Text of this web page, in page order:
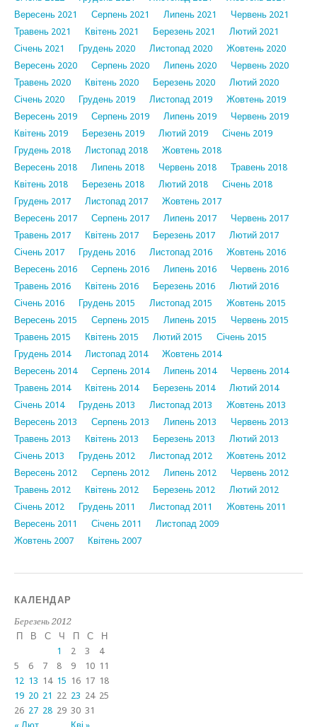
Вересень 2021
Серпень 2021 Липень 2021
Червень 2021
Травень 2021
Квітень 2021 Березень 2021
Лютий 2021
Січень 2021
Грудень 2020 Листопад 2020
Жовтень 2020
Вересень 2020
Серпень 2020 Липень 2020
Червень 2020
Травень 2020
Квітень 2020 Березень 2020
Лютий 2020
Січень 2020
Грудень 2019 Листопад 2019
Жовтень 2019
Вересень 2019
Серпень 2019 Липень 2019
Червень 2019
Квітень 2019
Березень 2019 Лютий 2019
Січень 2019
Грудень 2018
Листопад 2018
Жовтень 2018
Вересень 2018
Липень 2018 Червень 2018
Травень 2018
Квітень 2018
Березень 2018 Лютий 2018
Січень 2018
Грудень 2017
Листопад 2017
Жовтень 2017
Вересень 2017
Серпень 2017 Липень 2017
Червень 2017
Травень 2017
Квітень 2017 Березень 2017
Лютий 2017
Січень 2017
Грудень 2016 Листопад 2016
Жовтень 2016
Вересень 2016
Серпень 2016 Липень 2016
Червень 2016
Травень 2016
Квітень 2016 Березень 2016
Лютий 2016
Січень 2016
Грудень 2015 Листопад 2015
Жовтень 2015
Вересень 2015
Серпень 2015 Липень 2015
Червень 2015
Травень 2015
Квітень 2015 Лютий 2015
Січень 2015
Грудень 2014
Листопад 2014
Жовтень 2014
Вересень 2014
Серпень 2014 Липень 2014
Червень 2014
Травень 2014
Квітень 2014 Березень 2014
Лютий 2014
Січень 2014
Грудень 2013 Листопад 2013
Жовтень 2013
Вересень 2013
Серпень 2013 Липень 2013
Червень 2013
Травень 2013
Квітень 2013 Березень 2013
Лютий 2013
Січень 2013
Грудень 2012 Листопад 2012
Жовтень 2012
Вересень 2012
Серпень 2012 Липень 2012
Червень 2012
Травень 2012
Квітень 2012 Березень 2012
Лютий 2012
Січень 2012
Грудень 2011 Листопад 2011
Жовтень 2011
Вересень 2011
Січень 2011
Листопад 2009
Жовтень 2007
Квітень 2007
КАЛЕНДАР
Березень 2012
П
В С Ч П С Н
1 2 3
4
5
6 7 8 9 10 11
12 13 14 15 16 17 18
19 20 21 22 23 24 25
26 27 28 29 30 31